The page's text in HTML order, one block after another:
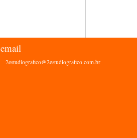
email
2estudiografico@2estudiografico.com.br